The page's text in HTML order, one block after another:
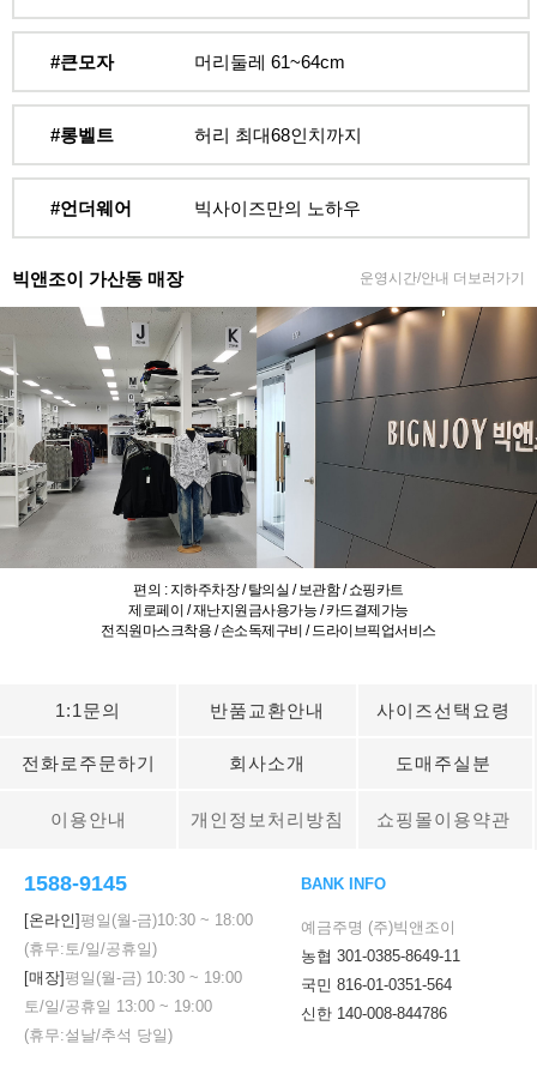
#큰모자 머리둘레 61~64cm
#롱벨트 허리 최대68인치까지
#언더웨어 빅사이즈만의 노하우
빅앤조이 가산동 매장 운영시간/안내 더보러가기
편의 : 지하주차장 / 탈의실 / 보관함 / 쇼핑카트
제로페이 / 재난지원금사용가능 / 카드결제가능
전직원마스크착용 / 손소독제구비 / 드라이브픽업서비스
1:1문의 반품교환안내 사이즈선택요령
전화로주문하기 회사소개 도매주실분
이용안내 개인정보처리방침 쇼핑몰이용약관
1588-9145
[온라인]평일(월-금)10:30 ~ 18:00
(휴무:토/일/공휴일)
[매장]평일(월-금) 10:30 ~ 19:00
토/일/공휴일 13:00 ~ 19:00
(휴무:설날/추석 당일)
BANK INFO
예금주명 (주)빅앤조이
농협 301-0385-8649-11
국민 816-01-0351-564
신한 140-008-844786